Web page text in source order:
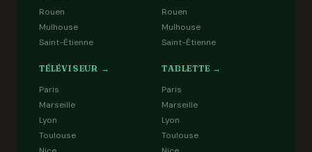
Rouen
Mulhouse
Saint-Étienne
Rouen
Mulhouse
Saint-Étienne
TÉLÉVISEUR →
Paris
Marseille
Lyon
Toulouse
TABLETTE →
Paris
Marseille
Lyon
Toulouse